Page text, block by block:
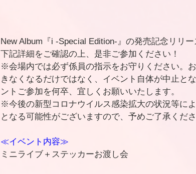
New Album『i -Special Edition-』の発売記念リリ
下記詳細をご確認の上、是非ご参加ください！
※会場内では必ず係員の指示をお守りください。
きなくなるだけではなく、イベント自体が中止と
ントご参加を何卒、宜しくお願いいたします。
※今後の新型コロナウイルス感染拡大の状況等に
となる可能性がございますので、予めご了承くださ
≪イベント内容≫
ミニライブ＋ステッカーお渡し会